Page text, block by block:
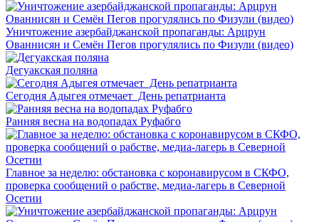
Уничтожение азербайджанской пропаганды: Арцрун
Ованнисян и Семён Пегов прогулялись по Физули (видео)
Дегуакская поляна
Сегодня Адыгея отмечает День репатрианта
Ранняя весна на водопадах Руфабго
Главное за неделю: обстановка с коронавирусом в СКФО,
проверка сообщений о рабстве, медиа-лагерь в Северной
Осетии